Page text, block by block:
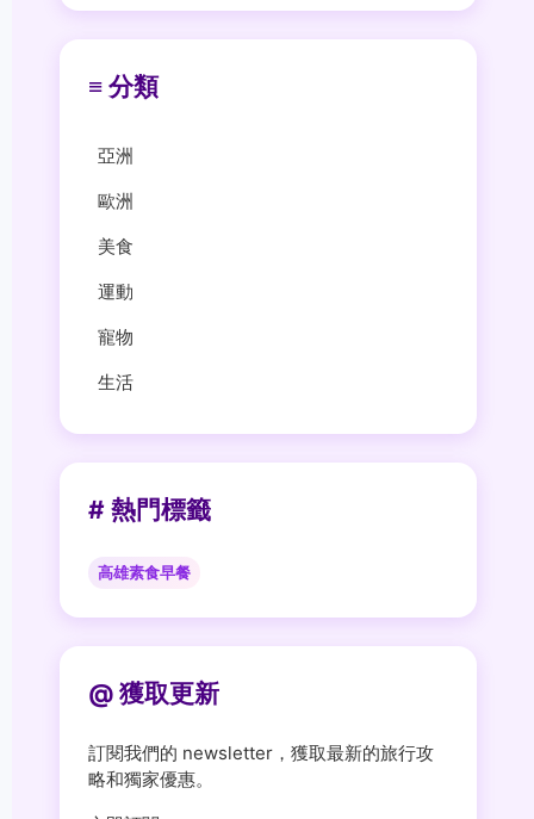
≡ 分類
亞洲
歐洲
美食
運動
寵物
生活
# 熱門標籤
高雄素食早餐
@ 獲取更新
訂閱我們的 newsletter，獲取最新的旅行攻
略和獨家優惠。